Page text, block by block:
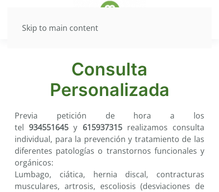
Skip to main content
Consulta
Personalizada
Previa petición de hora a los
tel934551645 y 615937315 realizamos consulta
individual, para la prevención y tratamiento de las
diferentes patologías o transtornos funcionales y
orgánicos:
Lumbago, ciática, hernia discal, contracturas
musculares, artrosis, escoliosis (desviaciones de